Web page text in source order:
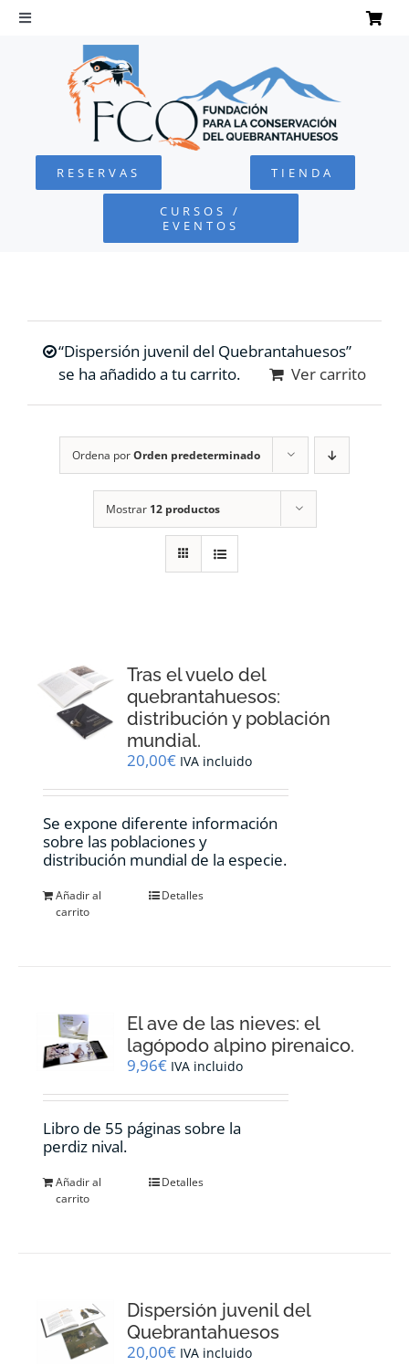
Saltar
Toggle
Navigation
QUEBRANTAHUESOS
FUNDACIÓN
COLABORA
RESERVAS TIENDA
CURSOS /
EVENTOS
“Dispersión juvenil del Quebrantahuesos”
se ha añadido a tu carrito.
Ver carrito
Ordena porOrden predeterminado
Mostrar 12 productos
Tras el vuelo del
quebrantahuesos:
distribución y población
mundial.
20,00€ IVA incluido
Se expone diferente información
sobre las poblaciones y
distribución mundial de la especie.
Añadir al
carrito
Detalles
El ave de las nieves: el
lagópodo alpino pirenaico.
9,96€ IVA incluido
Libro de 55 páginas sobre la
perdiz nival.
Añadir al
carrito
Detalles
Dispersión juvenil del
Quebrantahuesos
20,00€ IVA incluido